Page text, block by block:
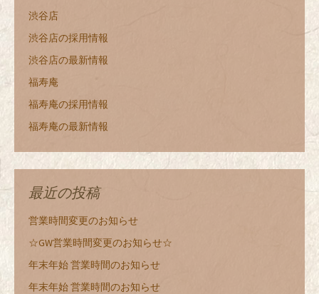
渋谷店
渋谷店の採用情報
渋谷店の最新情報
福寿庵
福寿庵の採用情報
福寿庵の最新情報
最近の投稿
営業時間変更のお知らせ
☆GW営業時間変更のお知らせ☆
年末年始 営業時間のお知らせ
年末年始 営業時間のお知らせ